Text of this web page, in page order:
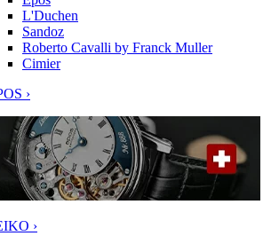
L'Duchen
Sandoz
Roberto Cavalli by Franck Muller
Cimier
›
›